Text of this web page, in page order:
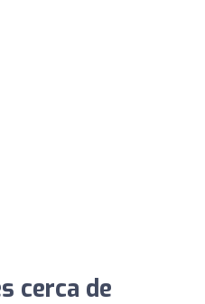
cerca de